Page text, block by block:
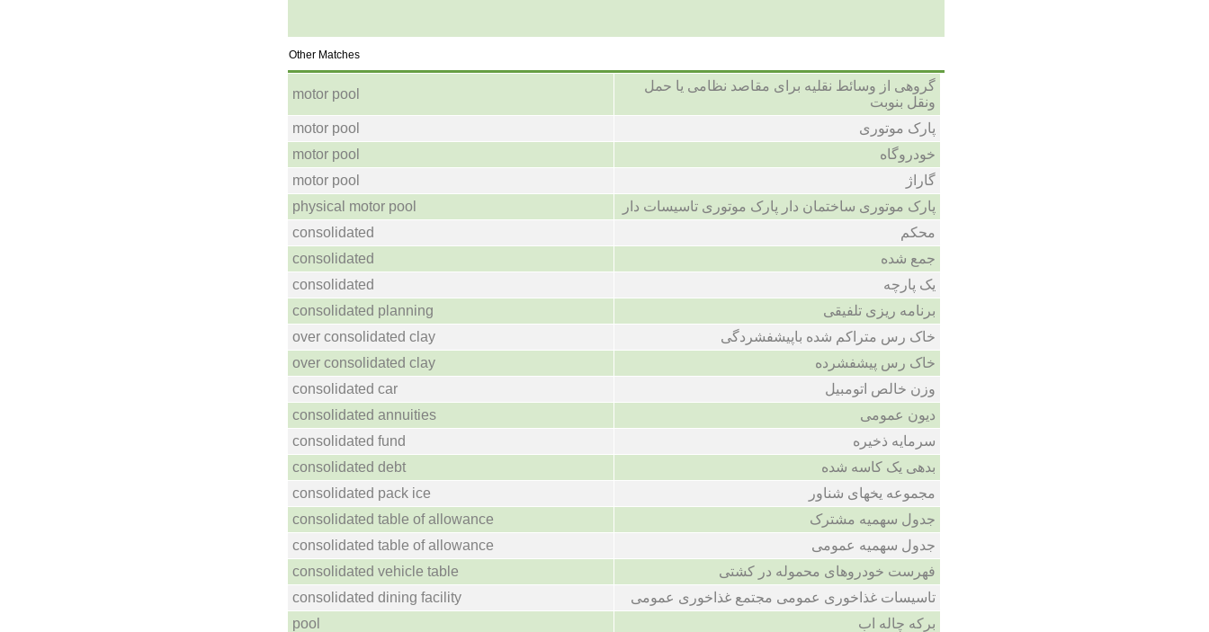
Other Matches
motor pool
گروهی از وسائط نقلیه برای مقاصد نظامی یا حمل
ونقل بنوبت
motor pool
پارک موتوری
motor pool
خودروگاه
motor pool
گاراژ
physical motor pool
پارک موتوری ساختمان دار پارک موتوری تاسیسات دار
consolidated
محکم
consolidated
جمع شده
consolidated
یک پارچه
consolidated planning
برنامه ریزی تلفیقی
over consolidated clay
خاک رس متراکم شده باپیشفشردگی
over consolidated clay
خاک رس پیشفشرده
consolidated car
وزن خالص اتومبیل
consolidated annuities
دیون عمومی
consolidated fund
سرمایه ذخیره
consolidated debt
بدهی یک کاسه شده
consolidated pack ice
مجموعه یخهای شناور
consolidated table of allowance
جدول سهمیه مشترک
consolidated table of allowance
جدول سهمیه عمومی
consolidated vehicle table
فهرست خودروهای محموله در کشتی
consolidated dining facility
تاسیسات غذاخوری عمومی مجتمع غذاخوری عمومی
pool
برکه چاله اب